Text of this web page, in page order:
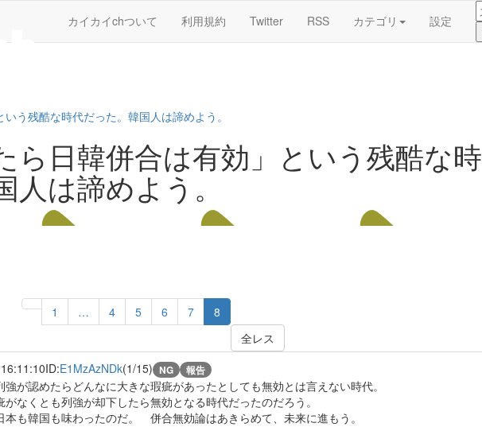
カイカイchついて 利用規約 Twitter RSS カテゴリ 設定
う残酷な時代だった。韓国人は諦めよう。
ら日韓併合は有効」という残酷な時
は諦めよう。
1 … 4 5 6 7
8
全レス
ID:E1MzAzNDk(1/15) NG 報告
が認めたらどんなに大きな瑕疵があったとしても無効とは言えない時代。
なくとも列強が却下したら無効となる時代だったのだろう。
も韓国も味わったのだ。 併合無効論はあきらめて、未来に進もう。